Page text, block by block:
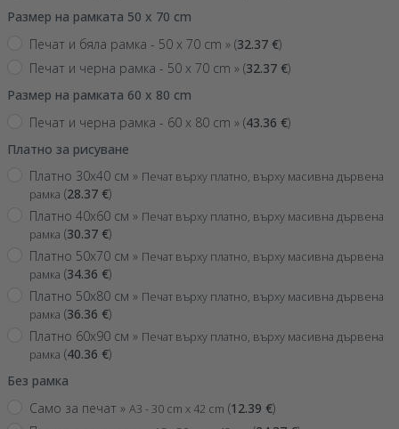
Размер на рамката 50 x 70 cm
Печат и бяла рамка - 50 x 70 cm » (32.37 €)
Печат и черна рамка - 50 x 70 cm » (32.37 €)
Размер на рамката 60 x 80 cm
Печат и черна рамка - 60 x 80 cm » (43.36 €)
Платно за рисуване
Платно 30x40 см » Печат върху платно, върху масивна дървена
рамка (28.37 €)
Платно 40x60 см » Печат върху платно, върху масивна дървена
рамка (30.37 €)
Платно 50x70 см » Печат върху платно, върху масивна дървена
рамка (34.36 €)
Платно 50x80 см » Печат върху платно, върху масивна дървена
рамка (36.36 €)
Платно 60x90 см » Печат върху платно, върху масивна дървена
рамка (40.36 €)
Без рамка
Само за печат » A3 - 30 cm x 42 cm (12.39 €)